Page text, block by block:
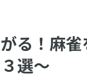
る！麻雀
選〜